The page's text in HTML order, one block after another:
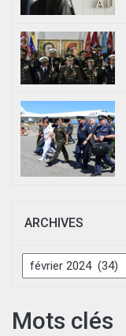
ARCHIVES
Archives
Mots clés